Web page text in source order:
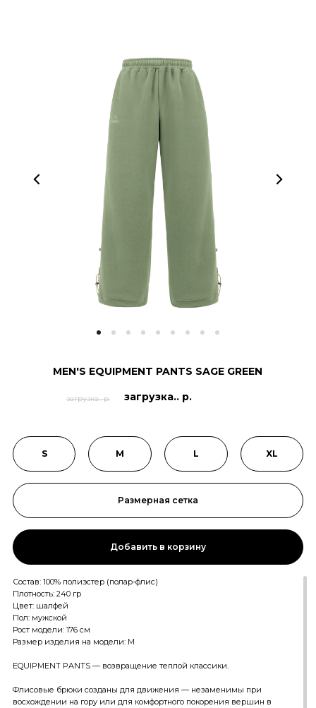
Размерная сетка
XL
L
M
S
MEN'S EQUIPMENT PANTS SAGE GREEN
загрузка.. р.
загрузка.. р.
Состав: 100% полиэстер (полар-флис)
Плотность: 240 гр
Цвет: шалфей
Пол: мужской
Рост модели: 176 см
Размер изделия на модели: M
EQUIPMENT PANTS — возвращение теплой классики.
Флисовые брюки созданы для движения — незаменимы при
восхождении на гору или для комфортного покорения вершин в
Добавить в корзину